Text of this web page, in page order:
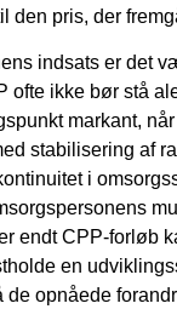
den pris, der
indsats er det
ofte ikke bør stå
markant,
stabilisering af
i
endt CPP-forløb
en
de opnåede